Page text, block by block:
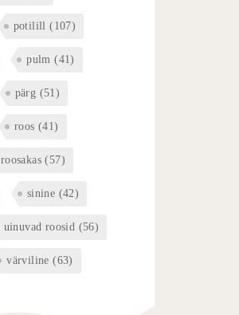
potilill (107)
pulm (41)
pärg (51)
roos (41)
roosakas (57)
sinine (42)
uinuvad roosid (56)
värviline (63)